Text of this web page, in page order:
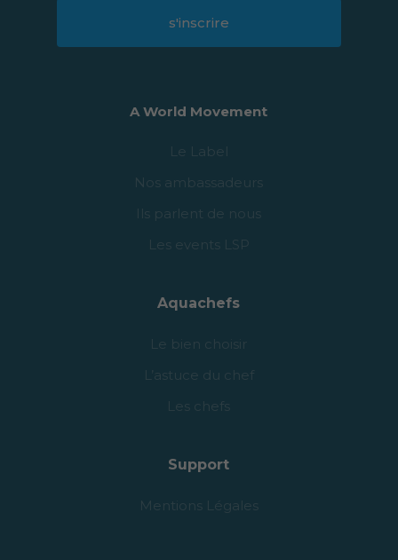
s'inscrire
A World Movement
Le Label
Nos ambassadeurs
Ils parlent de nous
Les events LSP
Aquachefs
Le bien choisir
L’astuce du chef
Les chefs
Support
Mentions Légales